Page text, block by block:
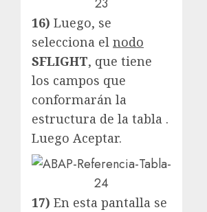
16) Luego, se
selecciona el nodo
SFLIGHT, que tiene
los campos que
conformarán la
estructura de la tabla .
Luego Aceptar.
17) En esta pantalla se